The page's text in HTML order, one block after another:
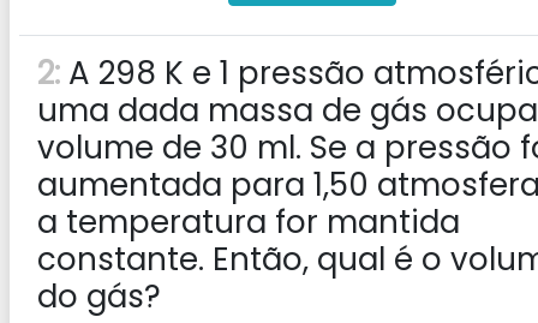
2: A 298 K e 1 pressão
uma dada massa de gás
volume de 30 ml. Se a pressão
aumentada para 1,50
a temperatura for mantida
constante. Então, qual é o
do gás?